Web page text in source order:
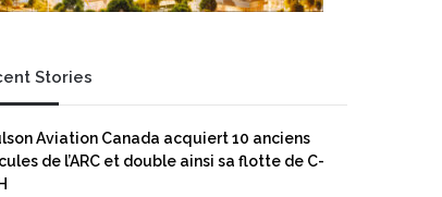
Stories
Aviation Canada acquiert 10 anciens
de l’ARC et double ainsi sa flotte de C-